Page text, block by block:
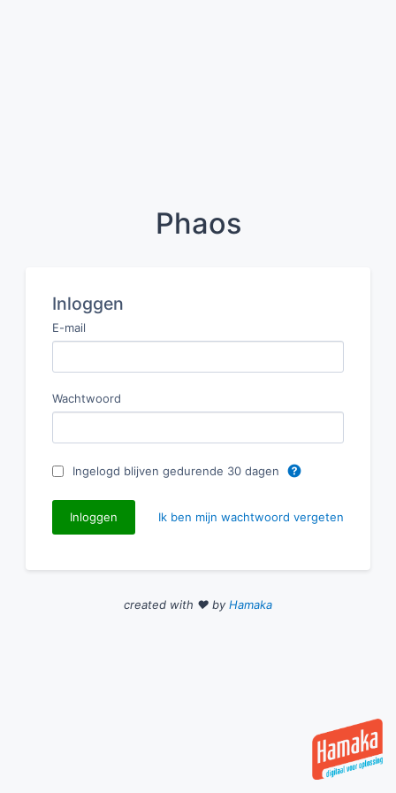
Phaos
Inloggen
E-mail
Wachtwoord
Ingelogd blijven gedurende 30 dagen
Ik ben mijn wachtwoord vergeten
created with ♥ by Hamaka